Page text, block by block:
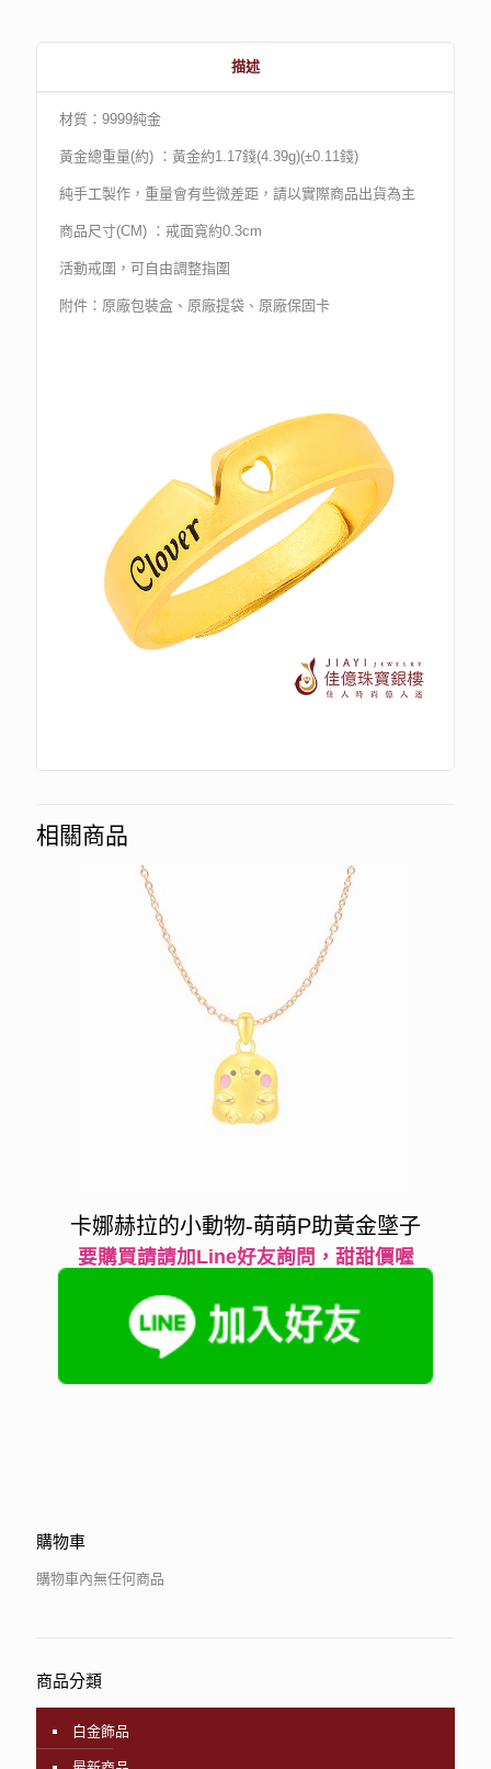
描述
材質：9999純金
黃金總重量(約) ：黃金約1.17錢(4.39g)(±0.11錢)
純手工製作，重量會有些微差距，請以實際商品出貨為主
商品尺寸(CM) ：戒面寬約0.3cm
活動戒圍，可自由調整指圍
附件：原廠包裝盒、原廠提袋、原廠保固卡
相關商品
卡娜赫拉的小動物-萌萌P助黃金墜子
要購買請請加Line好友詢問，甜甜價喔
購物車
購物車內無任何商品
商品分類
白金飾品